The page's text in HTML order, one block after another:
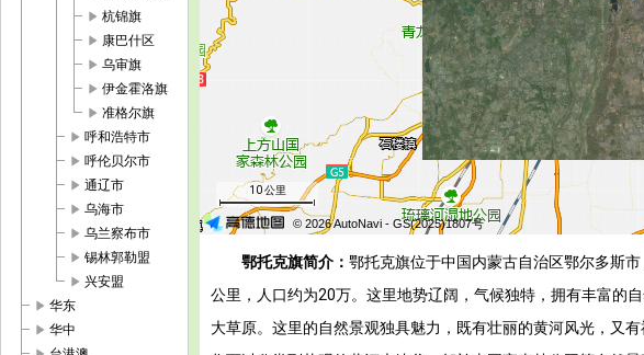
play_arrow 杭锦旗
play_arrow 康巴什区
play_arrow 乌审旗
play_arrow 伊金霍洛旗
play_arrow 准格尔旗
play_arrow 呼和浩特市
play_arrow 呼伦贝尔市
play_arrow 通辽市
play_arrow 乌海市
play_arrow 乌兰察布市
play_arrow 锡林郭勒盟
play_arrow 兴安盟
play_arrow 华东
play_arrow 华中
10 公里
© 2026 AutoNavi - GS(2025)1807号
鄂托克旗简介： 鄂托克旗位于中国内蒙古自治区鄂尔多斯
公里，人口约为20万。这里地势辽阔，气候独特，拥有丰富的
大草原。这里的自然景观独具魅力，既有壮丽的黄河风光，又